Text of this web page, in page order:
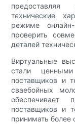
технические
режиме онлайн-
проверить
деталей
Виртуальные
стали
поставщиков и
сваебойных
обеспечивает
поставщиков и
принимать более